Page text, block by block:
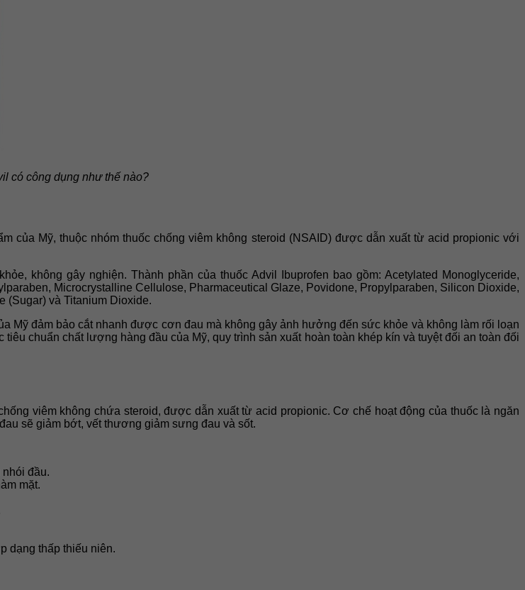
có công dụng như thế nào?
của Mỹ, thuộc nhóm thuốc chống viêm không steroid (NSAID) được dẫn xuất từ acid propionic với
không gây nghiện. Thành phần của thuốc Advil Ibuprofen bao gồm: Acetylated Monoglyceride,
Microcrystalline Cellulose, Pharmaceutical Glaze, Povidone, Propylparaben, Silicon Dioxide,
(Sugar) và Titanium Dioxide.
đảm bảo cắt nhanh được cơn đau mà không gây ảnh hưởng đến sức khỏe và không làm rối loạn
chuẩn chất lượng hàng đầu của Mỹ, quy trình sản xuất hoàn toàn khép kín và tuyệt đối an toàn đối
viêm không chứa steroid, được dẫn xuất từ acid propionic. Cơ chế hoạt động của thuốc là ngăn
sẽ giảm bớt, vết thương giảm sưng đau và sốt.
đầu.
mặt.
dạng thấp thiếu niên.